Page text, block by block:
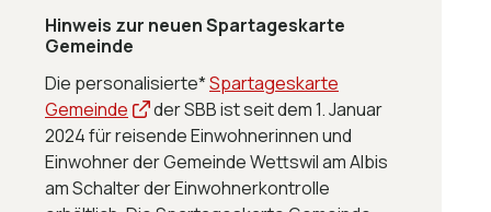
Hinweis zur neuen Spartageskarte
Gemeinde
Die personalisierte*Spartageskarte
Gemeinde
der SBB ist seit dem 1. Januar
2024 für reisende Einwohnerinnen und
Einwohner der Gemeinde Wettswil am Albis
am Schalter der Einwohnerkontrolle